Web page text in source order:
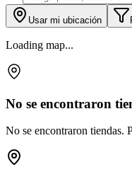
Usar mi ubicación
Loading map...
No se encontraron
No se encontraron tiendas.